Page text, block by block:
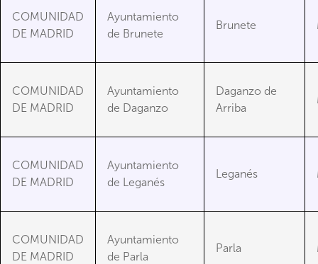
COMUNIDAD
DE MADRID
Ayuntamiento
de Brunete
Brunete
COMUNIDAD
DE MADRID
Ayuntamiento
de Daganzo
Daganzo de
Arriba
COMUNIDAD
DE MADRID
Ayuntamiento
de Leganés
Leganés
COMUNIDAD
DE MADRID
Ayuntamiento
de Parla
Parla